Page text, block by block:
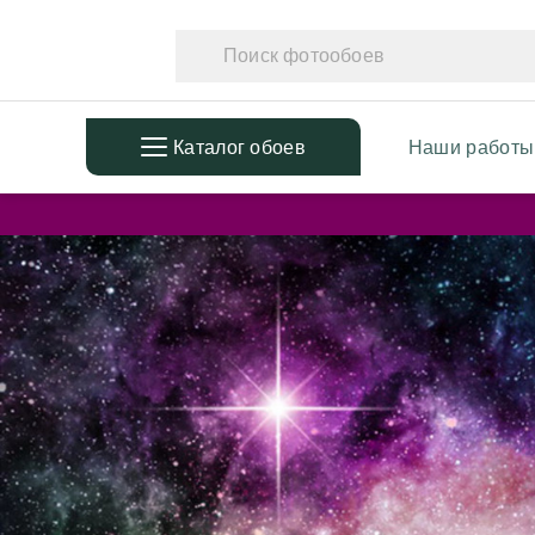
Каталог обоев
ПОПУЛЯРНЫЕ
Фотообои в детскую
Дизайнерские листья
3D Фотообои
Фотообои расширяющие
пространство
Фотообои простые линии
Наши работы